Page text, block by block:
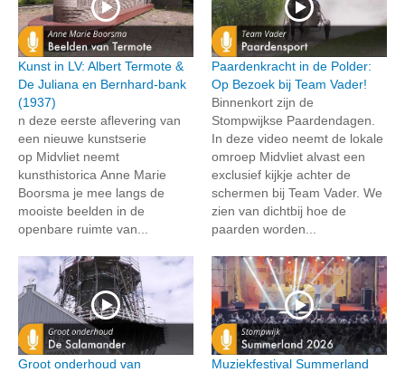
Kunst in LV: Albert Termote &
De Juliana en Bernhard-bank
(1937)
n deze eerste aflevering van
een nieuwe kunstserie
op Midvliet neemt
kunsthistorica Anne Marie
Boorsma je mee langs de
mooiste beelden in de
openbare ruimte van...
Paardenkracht in de Polder:
Op Bezoek bij Team Vader!
Binnenkort zijn de
Stompwijkse Paardendagen.
In deze video neemt de lokale
omroep Midvliet alvast een
exclusief kijkje achter de
schermen bij Team Vader. We
zien van dichtbij hoe de
paarden worden...
Groot onderhoud van
Muziekfestival Summerland